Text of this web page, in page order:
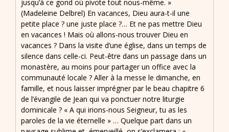
jusqu’à ce gond où pivote tout nous-même. »
(Madeleine Delbrel) En vacances, Dieu aura-t-il une
petite place ? une juste place ?… Et ne pas mettre Dieu
en vacances ! Mais où allons-nous trouver Dieu en
vacances ? Dans la visite d’une église, dans un temps de
silence dans celle-ci. Peut-être dans un passage dans un
monastère, au moins pour partager un office avec la
communauté locale ? Aller à la messe le dimanche, en
famille, et nous laisser imprégner par le beau chapitre 6
de l’évangile de Jean qui va ponctuer notre liturgie
dominicale ? « A qui irions-nous Seigneur, tu as les
paroles de la vie éternelle » … Quelque part dans un